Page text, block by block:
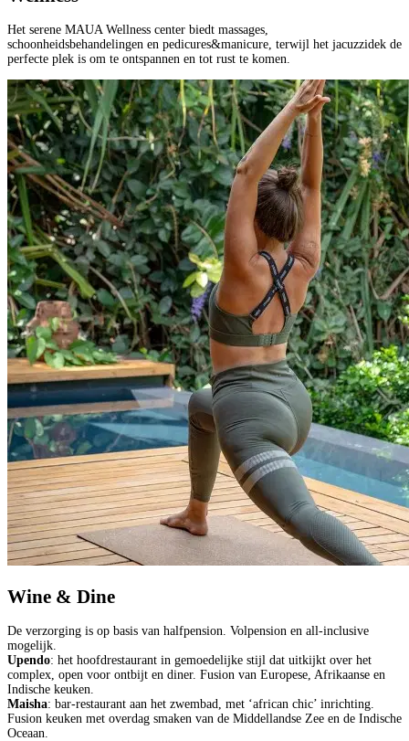
Het serene MAUA Wellness center biedt massages,
schoonheidsbehandelingen en pedicures&manicure, terwijl het jacuzzidek de
perfecte plek is om te ontspannen en tot rust te komen.
Wine & Dine
De verzorging is op basis van halfpension. Volpension en all-inclusive
mogelijk.
Upendo: het hoofdrestaurant in gemoedelijke stijl dat uitkijkt over het
complex, open voor ontbijt en diner. Fusion van Europese, Afrikaanse en
Indische keuken.
Maisha: bar-restaurant aan het zwembad, met ‘african chic’ inrichting.
Fusion keuken met overdag smaken van de Middellandse Zee en de Indische
Oceaan.